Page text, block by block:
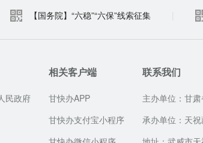
【国务院】“六稳”“六保”线索征集
民政府
相关客户端
甘快办APP
甘快办支付宝小程序
联系我们
主办单位：甘
承办单位：天